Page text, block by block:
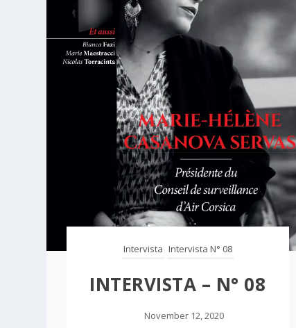
Intervista Intervista N° 08
INTERVISTA – N° 08
November 12, 2020